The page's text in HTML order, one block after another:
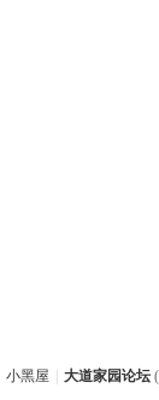
小黑屋 大道家园论坛(